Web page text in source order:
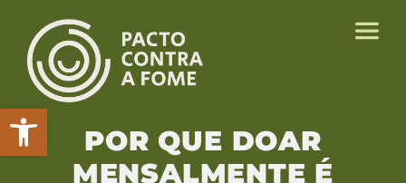
Abrir a barra de ferramentas
POR QUE DOAR
MENSALMENTE É